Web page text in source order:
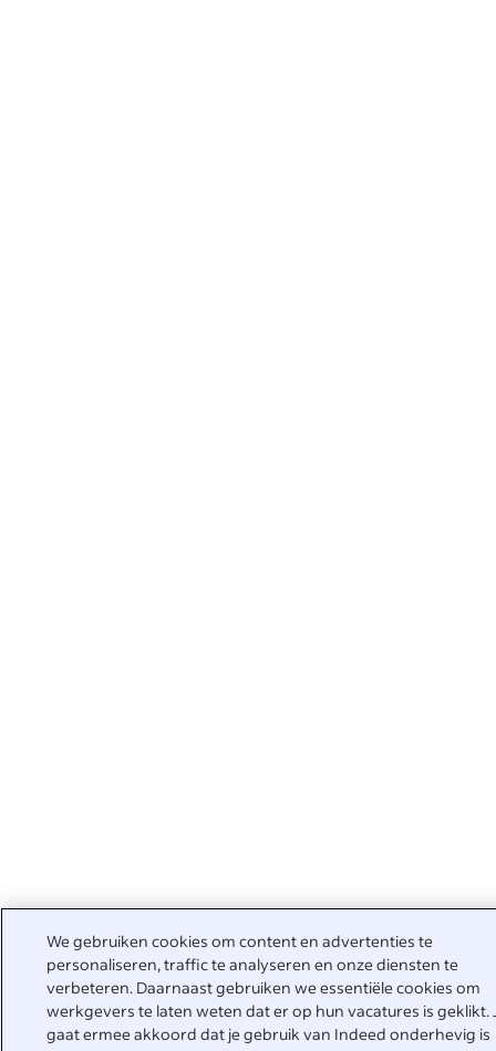
We gebruiken cookies om content en advertenties te
personaliseren, traffic te analyseren en onze diensten te
verbeteren. Daarnaast gebruiken we essentiële cookies om
werkgevers te laten weten dat er op hun vacatures is geklikt.
gaat ermee akkoord dat je gebruik van Indeed onderhevig is